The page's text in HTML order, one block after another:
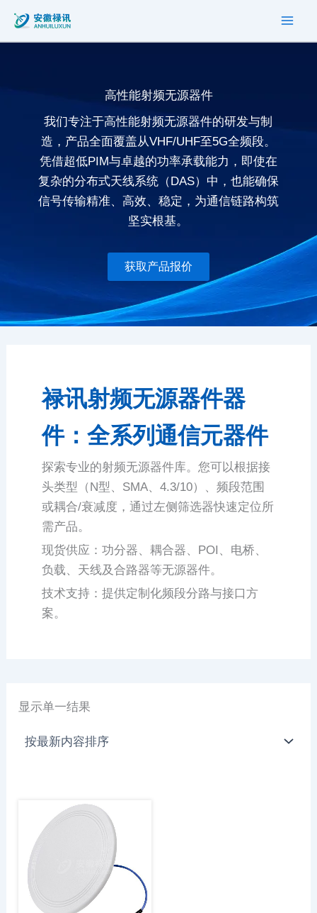
高性能射频无源器件
我们专注于高性能射频无源器件的研发与制
造，产品全面覆盖从VHF/UHF至5G全频段。
凭借超低PIM与卓越的功率承载能力，即使在
复杂的分布式天线系统（DAS）中，也能确保
信号传输精准、高效、稳定，为通信链路构筑
坚实根基。
获取产品报价
索
禄讯射频无源器件器
件：全系列通信元器件
探索专业的射频无源器件库。您可以根据接
头类型（N型、SMA、4.3/10）、频段范围
或耦合/衰减度，通过左侧筛选器快速定位所
需产品。
现货供应：功分器、耦合器、POI、电桥、
负载、天线及合路器等无源器件。
技术支持：提供定制化频段分路与接口方
案。
显示单一结果